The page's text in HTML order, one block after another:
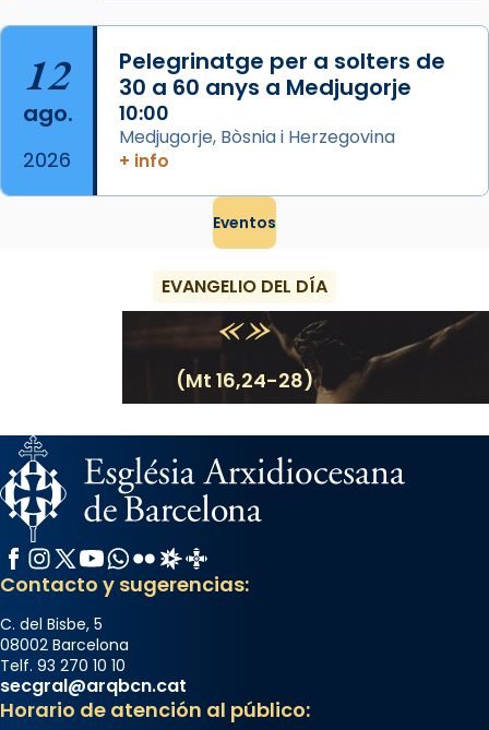
12
ago.
2026
Pelegrinatge per a solters de
30 a 60 anys a Medjugorje
10:00
Medjugorje, Bòsnia i Herzegovina
+ info
Eventos
EVANGELIO DEL DÍA
(Mt 16,24-28)
Facebook
Instagram
X / Twitter
YouTube
WhatsApp
FlickrRadio Estel
Catalunya Cristiana
Contacto y sugerencias:
C. del Bisbe, 5
08002 Barcelona
Telf. 93 270 10 10
secgral@arqbcn.cat
Horario de atención al público: